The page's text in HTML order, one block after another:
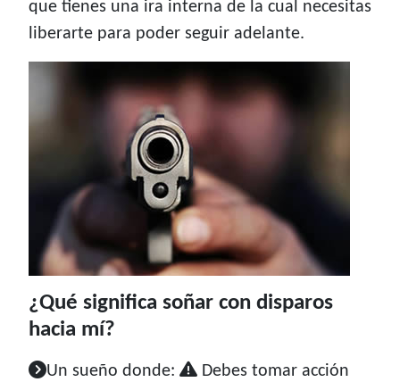
que tienes una ira interna de la cual necesitas
liberarte para poder seguir adelante.
¿Qué significa soñar con disparos
hacia mí?
Un sueño donde: Debes tomar acción